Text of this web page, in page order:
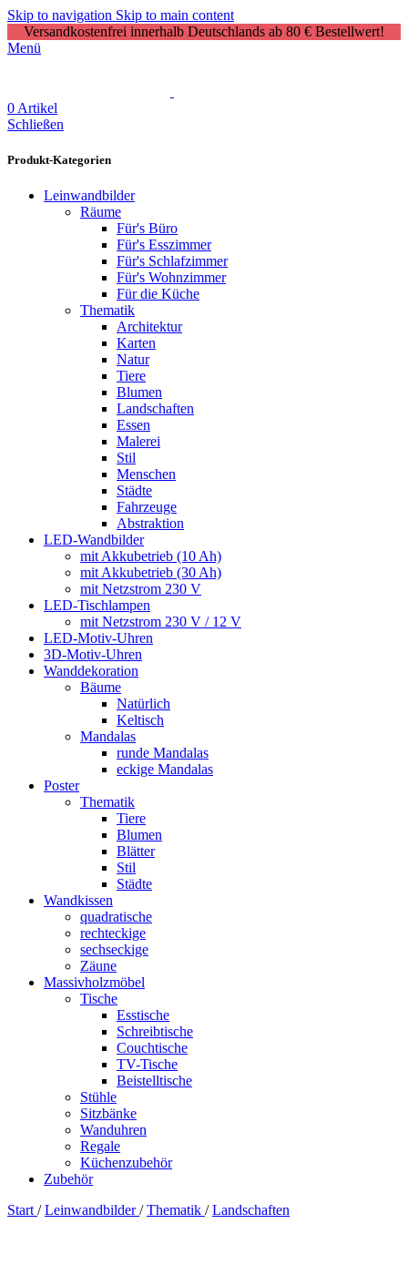
Skip to navigation Skip to main content
Versandkostenfrei innerhalb Deutschlands ab 80 € Bestellwert!
Menü
0 Artikel
Schließen
Produkt-Kategorien
Leinwandbilder
Räume
Für's Büro
Für's Esszimmer
Für's Schlafzimmer
Für's Wohnzimmer
Für die Küche
Thematik
Architektur
Karten
Natur
Tiere
Blumen
Landschaften
Essen
Malerei
Stil
Menschen
Städte
Fahrzeuge
Abstraktion
LED-Wandbilder
mit Akkubetrieb (10 Ah)
mit Akkubetrieb (30 Ah)
mit Netzstrom 230 V
LED-Tischlampen
mit Netzstrom 230 V / 12 V
LED-Motiv-Uhren
3D-Motiv-Uhren
Wanddekoration
Bäume
Natürlich
Keltisch
Mandalas
runde Mandalas
eckige Mandalas
Poster
Thematik
Tiere
Blumen
Blätter
Stil
Städte
Wandkissen
quadratische
rechteckige
sechseckige
Zäune
Massivholzmöbel
Tische
Esstische
Schreibtische
Couchtische
TV-Tische
Beistelltische
Stühle
Sitzbänke
Wanduhren
Regale
Küchenzubehör
Zubehör
Start / Leinwandbilder/ Thematik / Landschaften